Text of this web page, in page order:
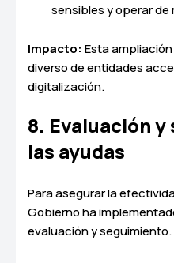
sensibles y operar de
Impacto: Esta
diverso de entidades
digitalización.
8. Evaluación
las ayudas
Para asegurar la
Gobierno ha
evaluación y